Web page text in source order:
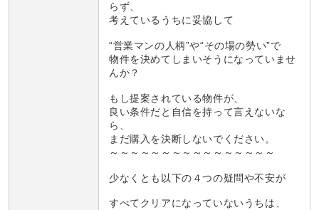
らず、
考えているうちに妥協して
“営業マンの人柄”や“その場の勢い”で
物件を決めてしまいそうになっていませ
んか？
もし提案されている物件が、
良い条件だと自信を持って言えないな
ら、
まだ購入を決断しないでください。
～～～～～～～～～～～～～～～～
少なくとも以下の４つの疑問や不安が
すべてクリアになっていないうちは、